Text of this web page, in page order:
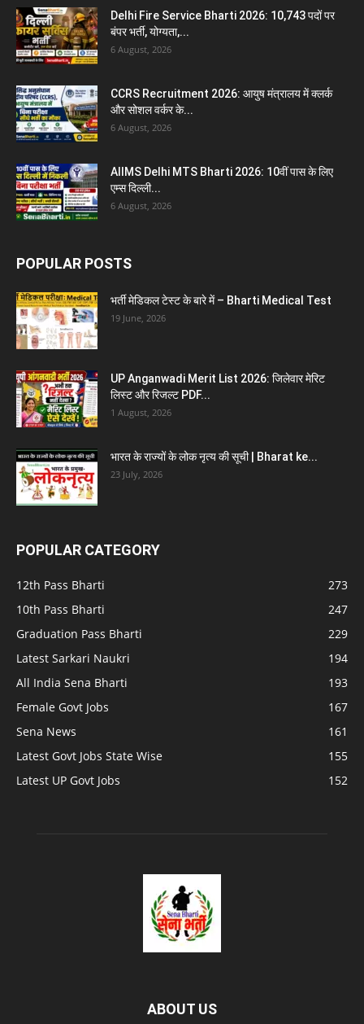
Delhi Fire Service Bharti 2026: 10,743 पदों पर
बंपर भर्ती, योग्यता,...
6 August, 2026
CCRS Recruitment 2026: आयुष मंत्रालय में क्लर्क
और सोशल वर्कर के...
6 August, 2026
AIIMS Delhi MTS Bharti 2026: 10वीं पास के लिए
एम्स दिल्ली...
6 August, 2026
POPULAR POSTS
भर्ती मेडिकल टेस्ट के बारे में – Bharti Medical Test
19 June, 2026
UP Anganwadi Merit List 2026: जिलेवार मेरिट
लिस्ट और रिजल्ट PDF...
1 August, 2026
भारत के राज्यों के लोक नृत्य की सूची | Bharat ke...
23 July, 2026
POPULAR CATEGORY
12th Pass Bharti
273
10th Pass Bharti
247
Graduation Pass Bharti
229
Latest Sarkari Naukri
194
All India Sena Bharti
193
Female Govt Jobs
167
Sena News
161
Latest Govt Jobs State Wise
155
Latest UP Govt Jobs
152
ABOUT US